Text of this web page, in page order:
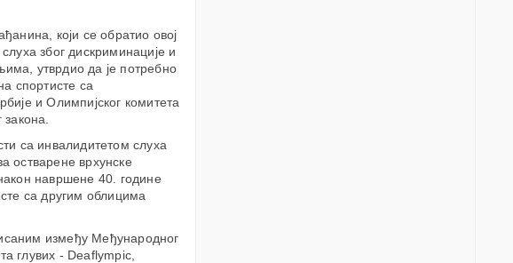
који се обратио овој
због дискриминације и
утврдио да је потребно
спортисте са
и Олимпијског комитета
са инвалидитетом слуха
остварене врхунске
навршене 40. године
са другим облицима
између Међународног
глувих - Deaflympic,